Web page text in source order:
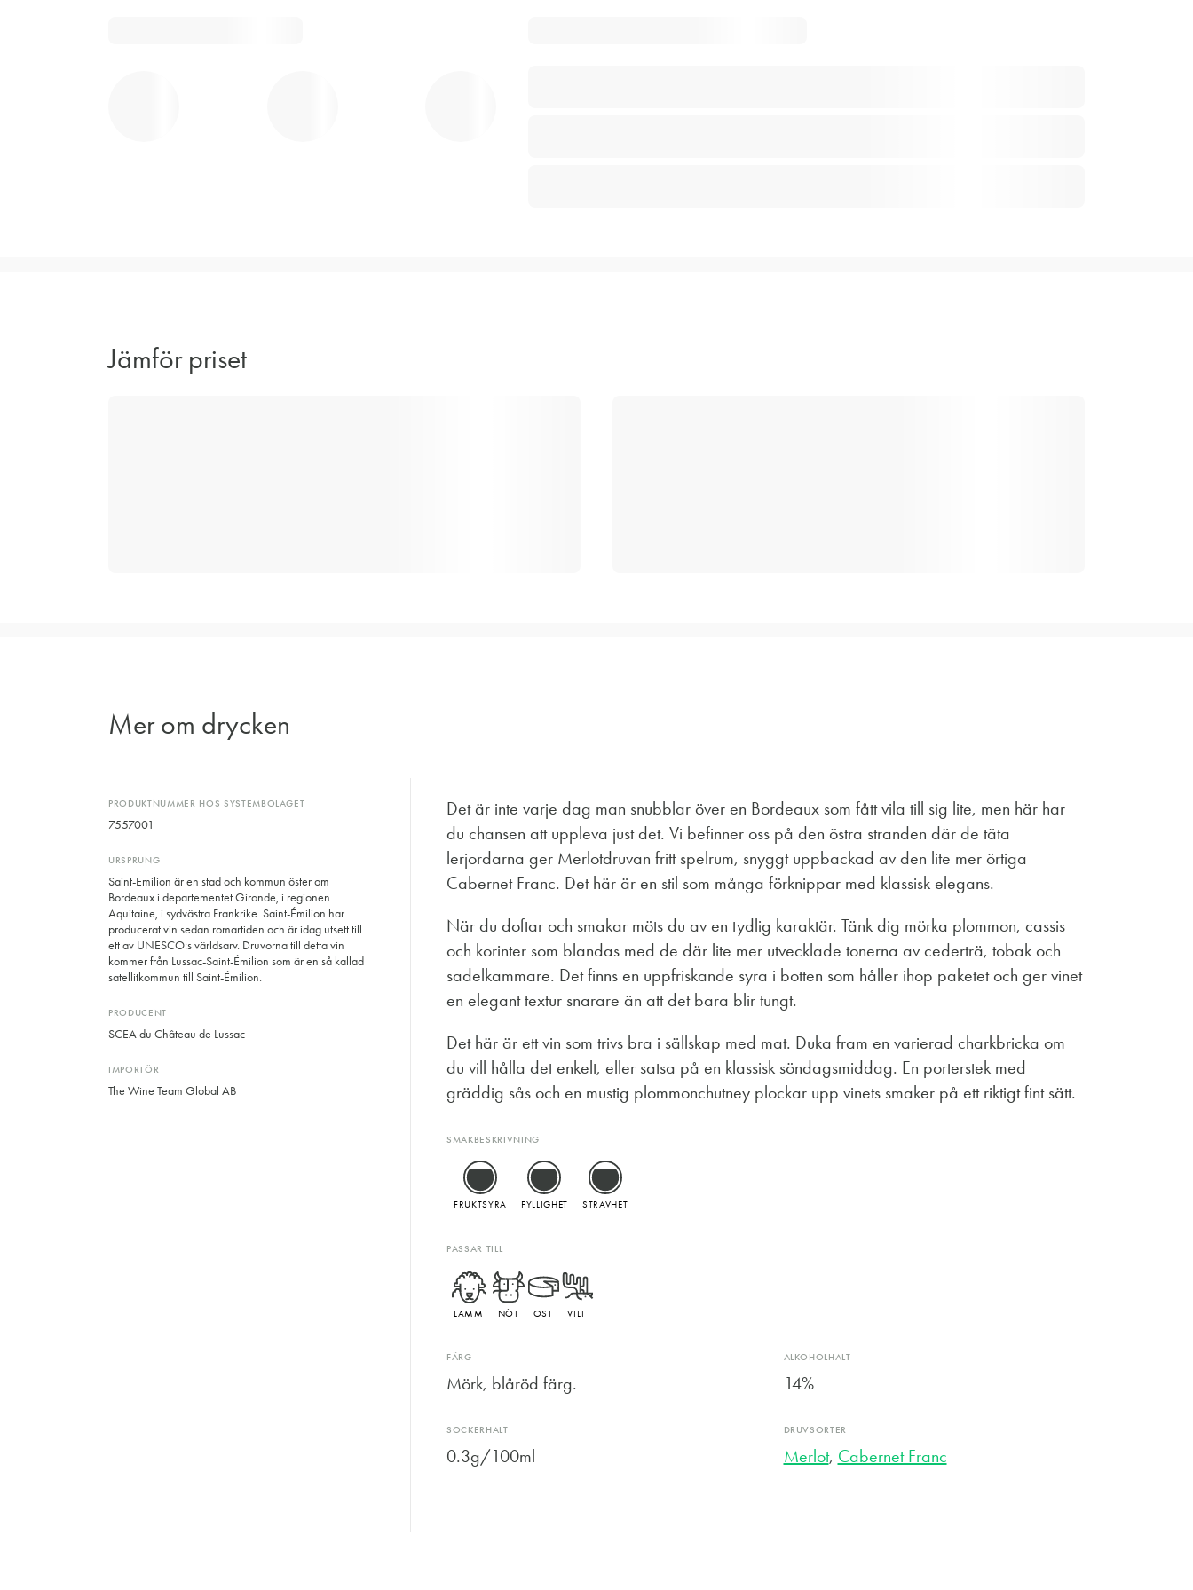
Jämför priset
Mer om drycken
PRODUKTNUMMER HOS SYSTEMBOLAGET
7557001
URSPRUNG
Saint-Emilion är en stad och kommun öster om
Bordeaux i departementet Gironde, i regionen
Aquitaine, i sydvästra Frankrike. Saint-Émilion har
producerat vin sedan romartiden och är idag utsett till
ett av UNESCO:s världsarv. Druvorna till detta vin
kommer från Lussac-Saint-Émilion som är en så kallad
satellitkommun till Saint-Émilion.
PRODUCENT
SCEA du Château de Lussac
IMPORTÖR
The Wine Team Global AB
Det är inte varje dag man snubblar över en Bordeaux som fått vila till sig lite, men här har
du chansen att uppleva just det. Vi befinner oss på den östra stranden där de täta
lerjordarna ger Merlotdruvan fritt spelrum, snyggt uppbackad av den lite mer örtiga
Cabernet Franc. Det här är en stil som många förknippar med klassisk elegans.
När du doftar och smakar möts du av en tydlig karaktär. Tänk dig mörka plommon, cassis
och korinter som blandas med de där lite mer utvecklade tonerna av cederträ, tobak och
sadelkammare. Det finns en uppfriskande syra i botten som håller ihop paketet och ger vinet
en elegant textur snarare än att det bara blir tungt.
Det här är ett vin som trivs bra i sällskap med mat. Duka fram en varierad charkbricka om
du vill hålla det enkelt, eller satsa på en klassisk söndagsmiddag. En porterstek med
gräddig sås och en mustig plommonchutney plockar upp vinets smaker på ett riktigt fint sätt.
SMAKBESKRIVNING
FRUKTSYRA FYLLIGHET STRÄVHET
PASSAR TILL
LAMM NÖT OST VILT
FÄRG
Mörk, blåröd färg.
ALKOHOLHALT
14%
SOCKERHALT
0.3g/100ml
DRUVSORTER
Merlot, Cabernet Franc